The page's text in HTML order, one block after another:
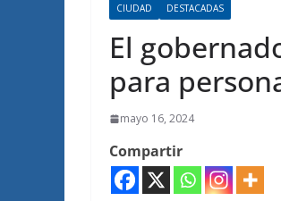
CIUDAD DESTACADAS
El
para
mayo 16, 2024
Compartir